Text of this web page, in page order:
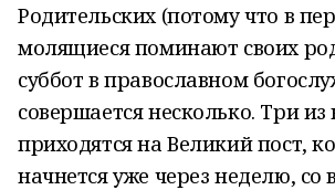
Родительских (потому что в
молящиеся поминают своих
суббот в православном
совершается несколько. Три из
приходятся на Великий пост,
начнется уже через неделю, со